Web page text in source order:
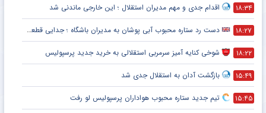
۱۸:۳۴ اقدام جدی و مهم مدیران استقلال ؛ این خارجی ماندنی شد
۱۸:۲۷ دست رد ستاره محبوب آبی پوشان به مدیران باشگاه ؛ جدایی قطعی است !
۱۸:۲۲ شوخی کنایه آمیز سرمربی استقلالی به خرید جدید پرسپولیس
۱۵:۴۹ بازگشت آدان به استقلال جدی شد
۱۵:۴۵ تیم جدید ستاره محبوب هواداران پرسپولیس لو رفت